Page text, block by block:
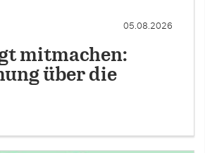
05.08.2026
mitmachen:
über die